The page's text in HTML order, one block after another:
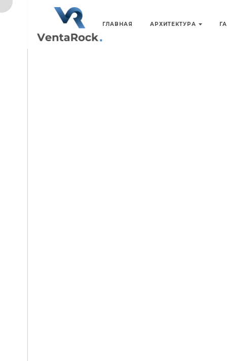
ГЛАВНАЯ АРХИТЕКТУРА